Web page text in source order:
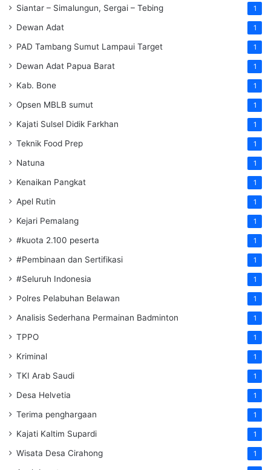
Siantar – Simalungun, Sergai – Tebing 1
Dewan Adat 1
PAD Tambang Sumut Lampaui Target 1
Dewan Adat Papua Barat 1
Kab. Bone 1
Opsen MBLB sumut 1
Kajati Sulsel Didik Farkhan 1
Teknik Food Prep 1
Natuna 1
Kenaikan Pangkat 1
Apel Rutin 1
Kejari Pemalang 1
#kuota 2.100 peserta 1
#Pembinaan dan Sertifikasi 1
#Seluruh Indonesia 1
Polres Pelabuhan Belawan 1
Analisis Sederhana Permainan Badminton 1
TPPO 1
Kriminal 1
TKI Arab Saudi 1
Desa Helvetia 1
Terima penghargaan 1
Kajati Kaltim Supardi 1
Wisata Desa Cirahong 1